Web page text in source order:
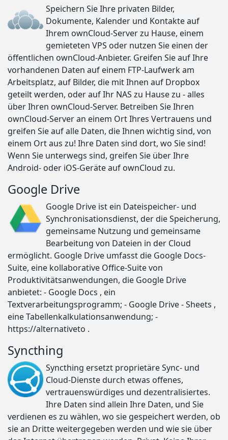
Speichern Sie Ihre privaten Bilder,
Dokumente, Kalender und Kontakte auf
Ihrem ownCloud-Server zu Hause, einem
gemieteten VPS oder nutzen Sie einen der
öffentlichen ownCloud-Anbieter. Greifen Sie auf Ihre
vorhandenen Daten auf einem FTP-Laufwerk am
Arbeitsplatz, auf Bilder, die mit Ihnen auf Dropbox
geteilt werden, oder auf Ihr NAS zu Hause zu - alles
über Ihren ownCloud-Server. Betreiben Sie Ihren
ownCloud-Server an einem Ort Ihres Vertrauens und
greifen Sie auf alle Daten, die Ihnen wichtig sind, von
einem Ort aus zu! Ihre Daten sind dort, wo Sie sind!
Wenn Sie unterwegs sind, greifen Sie über Ihre
Android- oder iOS-Geräte auf ownCloud zu.
Google Drive
Google Drive ist ein Dateispeicher- und
Synchronisationsdienst, der die Speicherung,
gemeinsame Nutzung und gemeinsame
Bearbeitung von Dateien in der Cloud
ermöglicht. Google Drive umfasst die Google Docs-
Suite, eine kollaborative Office-Suite von
Produktivitätsanwendungen, die Google Drive
anbietet: - Google Docs , ein
Textverarbeitungsprogramm; - Google Drive - Sheets ,
eine Tabellenkalkulationsanwendung; -
https://alternativeto .
Syncthing
Syncthing ersetzt proprietäre Sync- und
Cloud-Dienste durch etwas offenes,
vertrauenswürdiges und dezentralisiertes.
Ihre Daten sind allein Ihre Daten, und Sie
verdienen es zu wählen, wo sie gespeichert werden, ob
sie an Dritte weitergegeben werden und wie sie über